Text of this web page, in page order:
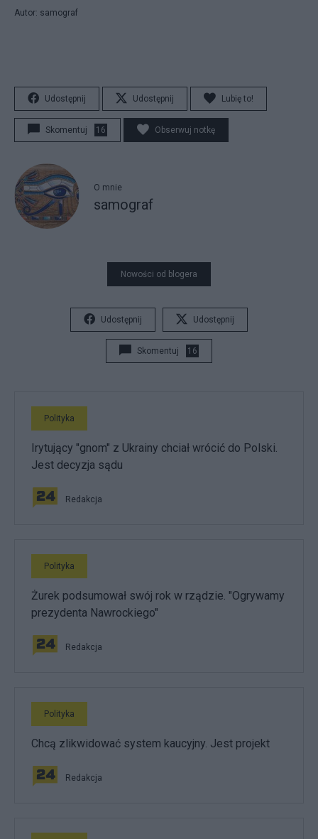
Autor: samograf
Udostępnij Udostępnij Lubię to!
Skomentuj 16 Obserwuj notkę
O mnie
samograf
Nowości od blogera
Udostępnij Udostępnij
Skomentuj 16
Polityka
Irytujący "gnom" z Ukrainy chciał wrócić do Polski.
Jest decyzja sądu
Redakcja
Polityka
Żurek podsumował swój rok w rządzie. "Ogrywamy
prezydenta Nawrockiego"
Redakcja
Polityka
Chcą zlikwidować system kaucyjny. Jest projekt
Redakcja